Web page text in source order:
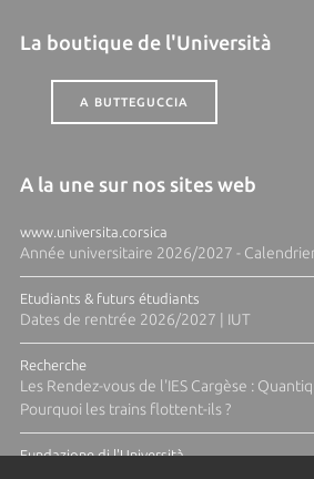
La boutique de l'Università
A BUTTEGUCCIA
A la une sur nos sites web
www.universita.corsica
Année universitaire 2026/2027 -
Etudiants & futurs étudiants
Dates de rentrée 2026/2027 | IUT
Recherche
Les Rendez-vous de l'IES Cargèse :
Pourquoi les trains flottent-ils ?
Fundazione di l'Università